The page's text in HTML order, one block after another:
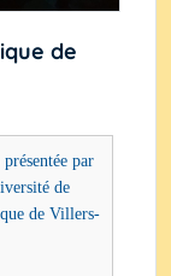
de
par
de
de Villers-